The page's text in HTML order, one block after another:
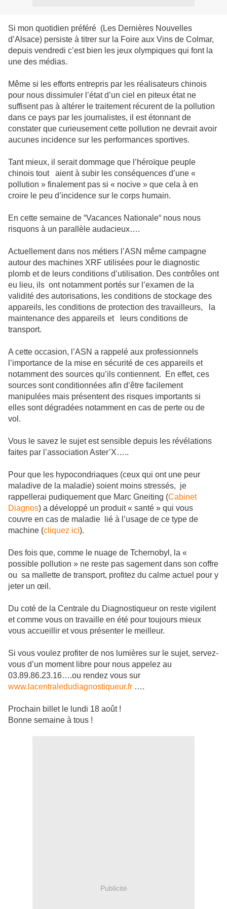
Si mon quotidien préféré (Les Dernières Nouvelles
d’Alsace) persiste à titrer sur la Foire aux Vins de Colmar,
depuis vendredi c’est bien les jeux olympiques qui font la
une des médias.
Même si les efforts entrepris par les réalisateurs chinois
pour nous dissimuler l’état d’un ciel en piteux état ne
suffisent pas à altérer le traitement récurent de la pollution
dans ce pays par les journalistes, il est étonnant de
constater que curieusement cette pollution ne devrait avoir
aucunes incidence sur les performances sportives.
Tant mieux, il serait dommage que l’héroïque peuple
chinois tout aient à subir les conséquences d’une «
pollution » finalement pas si « nocive » que cela à en
croire le peu d’incidence sur le corps humain.
En cette semaine de “Vacances Nationale“ nous nous
risquons à un parallèle audacieux….
Actuellement dans nos métiers l’ASN même campagne
autour des machines XRF utilisées pour le diagnostic
plomb et de leurs conditions d’utilisation. Des contrôles ont
eu lieu, ils ont notamment portés sur l’examen de la
validité des autorisations, les conditions de stockage des
appareils, les conditions de protection des travailleurs, la
maintenance des appareils et leurs conditions de
transport.
A cette occasion, l’ASN a rappelé aux professionnels
l’importance de la mise en sécurité de ces appareils et
notamment des sources qu’ils contiennent. En effet, ces
sources sont conditionnées afin d’être facilement
manipulées mais présentent des risques importants si
elles sont dégradées notamment en cas de perte ou de
vol.
Vous le savez le sujet est sensible depuis les révélations
faites par l’association Aster’X…..
Pour que les hypocondriaques (ceux qui ont une peur
maladive de la maladie) soient moins stressés, je
rappellerai pudiquement que Marc Gneiting (Cabinet
Diagnos) a développé un produit « santé » qui vous
couvre en cas de maladie lié à l’usage de ce type de
machine (cliquez ici).
Des fois que, comme le nuage de Tchernobyl, la «
possible pollution » ne reste pas sagement dans son coffre
ou sa mallette de transport, profitez du calme actuel pour y
jeter un œil.
Du coté de la Centrale du Diagnostiqueur on reste vigilent
et comme vous on travaille en été pour toujours mieux
vous accueillir et vous présenter le meilleur.
Si vous voulez profiter de nos lumières sur le sujet, servez-
vous d’un moment libre pour nous appelez au
03.89.86.23.16….ou rendez vous sur
www.lacentraledudiagnostiqueur.fr ….
Prochain billet le lundi 18 août !
Bonne semaine à tous !
Publicité